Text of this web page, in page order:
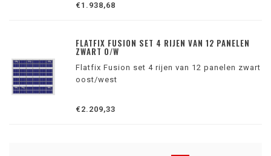
€1.938,68
FLATFIX FUSION SET 4 RIJEN VAN 12 PANELEN
ZWART O/W
Flatfix Fusion set 4 rijen van 12 panelen zwart
oost/west
€2.209,33